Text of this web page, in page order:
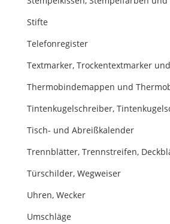
Stifte
Telefonregister
Textmarker, Trockentextmarker
Thermobindemappen und
Tintenkugelschreiber,
Tisch- und Abreißkalender
Trennblätter, Trennstreifen,
Türschilder, Wegweiser
Uhren, Wecker
Umschläge